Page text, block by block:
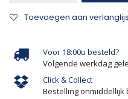
Toevoegen aan
Voor 18:00u besteld?
Volgende werkdag
Click & Collect
Bestelling onmiddellijk